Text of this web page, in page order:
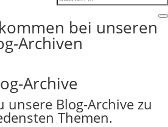
bei unseren
Archiven
Archive
unsere Blog-Archive zu
Themen.